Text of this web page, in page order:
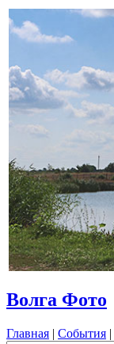
Волга Фото
Главная | События |